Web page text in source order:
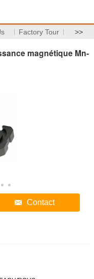
Factory Tour >>
magnétique Mn-
Contact